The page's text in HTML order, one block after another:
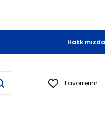
Hakkımızda
Favorilerim